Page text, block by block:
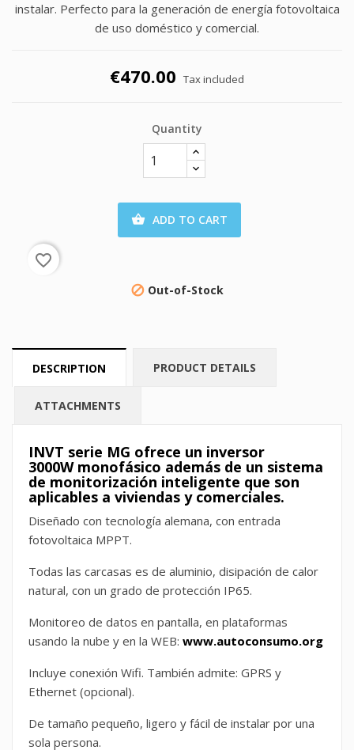
instalar. Perfecto para la generación de energía fotovoltaica
de uso doméstico y comercial.
€470.00 Tax included
Quantity
 ADD TO CART
favorite_border
 Out-of-Stock
DESCRIPTION PRODUCT DETAILS
ATTACHMENTS
INVT serie MG ofrece un inversor
3000W monofásico además de un sistema
de monitorización inteligente que son
aplicables a viviendas y comerciales.
Diseñado con tecnología alemana, con entrada
fotovoltaica MPPT.
Todas las carcasas es de aluminio, disipación de calor
natural, con un grado de protección IP65.
Monitoreo de datos en pantalla, en plataformas
usando la nube y en la WEB: www.autoconsumo.org
Incluye conexión Wifi. También admite: GPRS y
Ethernet (opcional).
De tamaño pequeño, ligero y fácil de instalar por una
sola persona.